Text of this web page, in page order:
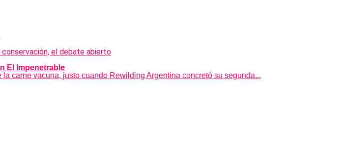
El Impenetrable
carne vacuna, justo cuando Rewilding Argentina concretó su segunda...